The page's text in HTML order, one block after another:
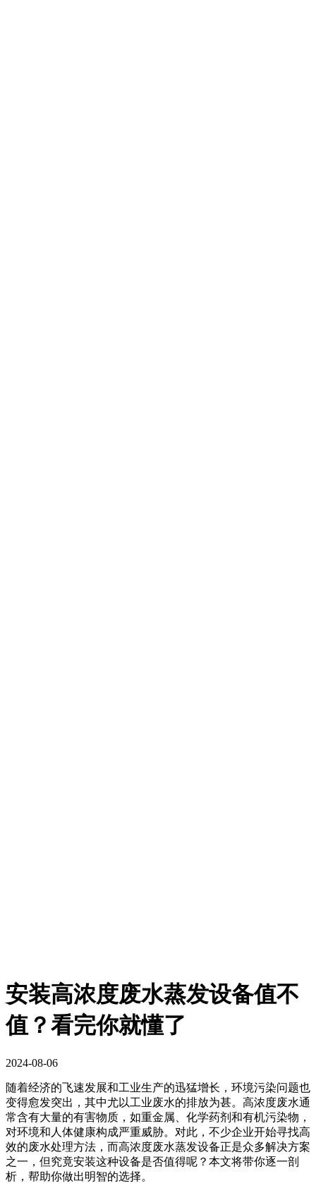
安装高浓度废水蒸发设备值不
值？看完你就懂了
2024-08-06
随着经济的飞速发展和工业生产的迅猛增长，环境污染问题也
变得愈发突出，其中尤以工业废水的排放为甚。高浓度废水通
常含有大量的有害物质，如重金属、化学药剂和有机污染物，
对环境和人体健康构成严重威胁。对此，不少企业开始寻找高
效的废水处理方法，而高浓度废水蒸发设备正是众多解决方案
之一，但究竟安装这种设备是否值得呢？本文将带你逐一剖
析，帮助你做出明智的选择。